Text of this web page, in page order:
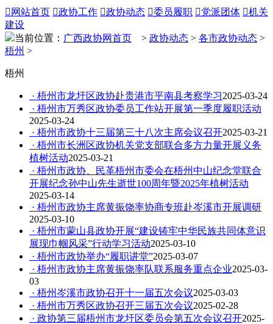
 网站首页 政协工作 政协动态 委员履职 党派团体 机关
建设
当前位置： 广西政协网首页 > 政协动态 > 各市政协动态 >
梧州 >
梧州
· 梧州市龙圩区政协赴贵港市平南县考察学习2025-03-24
· 梧州市万秀区政协委员工作站开展第一季度履职活动
2025-03-24
· 梧州市政协十三届第三十八次主席会议召开2025-03-21
· 梧州市长洲区政协机关党支部联合多方力量开展义务
植树活动2025-03-21
· 梧州市政协、民革梧州市委会在梧州中山纪念堂联合
开展纪念孙中山先生逝世100周年暨2025年植树活动
2025-03-14
· 梧州市政协主席黄振饶率协商专班赴岑溪市开展调研
2025-03-10
· 梧州市蒙山县政协开展“建设铸牢中华民族共同体意识
展现巾帼风采”行动学习活动2025-03-10
· 梧州市政协举办“履职讲堂”2025-03-07
· 梧州市政协主席黄振饶率队联系服务重点企业2025-03-
03
· 梧州岑溪市政协召开十一届五次会议2025-03-03
· 梧州市万秀区政协召开三届五次会议2025-02-28
· 政协第三届梧州市龙圩区委员会第五次会议召开2025-